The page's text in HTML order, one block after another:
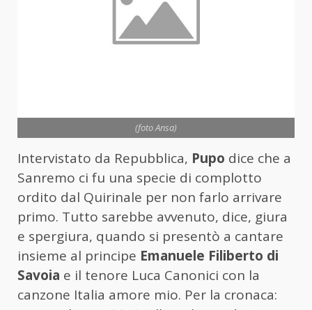
(foto Ansa)
Intervistato da Repubblica, Pupo dice che a
Sanremo ci fu una specie di complotto
ordito dal Quirinale per non farlo arrivare
primo. Tutto sarebbe avvenuto, dice, giura
e spergiura, quando si presentò a cantare
insieme al principe Emanuele Filiberto di
Savoia e il tenore Luca Canonici con la
canzone Italia amore mio. Per la cronaca: